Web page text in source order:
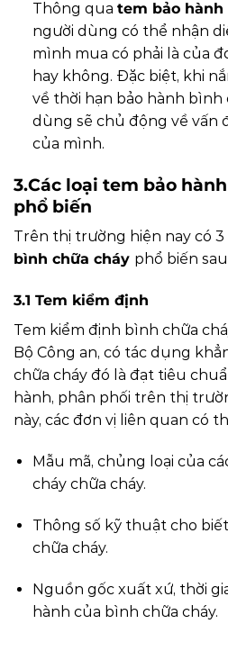
Thông qua tem bảo
người dùng có thể nhận
mình mua có phải là của
hay không. Đặc biệt, khi
về thời hạn bảo hành bình
dùng sẽ chủ động về vấn
của mình.
3.Các loại tem bảo
phổ biến
Trên thị trường hiện nay có 3
bình chữa cháy phổ biến
3.1 Tem kiểm định
Tem kiểm định bình chữa
Bộ Công an, có tác dụng
chữa cháy đó là đạt tiêu
hành, phân phối trên thị
này, các đơn vị liên quan có
Mẫu mã, chủng loại của
cháy chữa cháy.
Thông số kỹ thuật cho
chữa cháy.
Nguồn gốc xuất xứ, thời
hành của bình chữa cháy.